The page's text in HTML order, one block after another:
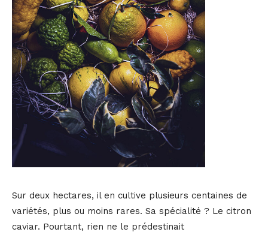
Sur deux hectares, il en cultive plusieurs centaines de
variétés, plus ou moins rares. Sa spécialité ? Le citron
caviar. Pourtant, rien ne le prédestinait